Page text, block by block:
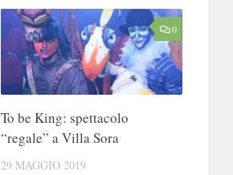
0
To be King: spettacolo
“regale” a Villa Sora
29 MAGGIO 2019